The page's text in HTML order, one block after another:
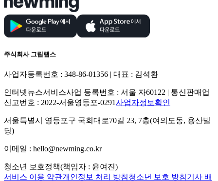
주식회사 그립랩스
사업자등록번호 : 348-86-01356 | 대표 : 김석환
인터넷뉴스서비스사업 등록번호 : 서울 자60122 | 통신판매업
신고번호 : 2022-서울영등포-0291사업자정보확인
서울특별시 영등포구 국회대로70길 23, 7층(여의도동, 용산빌
딩)
이메일 : hello@newming.co.kr
청소년 보호정책(책임자 : 윤여진)
서비스 이용 약관개인정보 처리 방침청소년 보호 방침기사 배